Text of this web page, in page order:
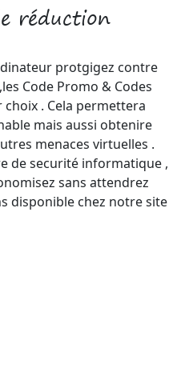
réduction
protgigez contre
Code Promo & Codes
. Cela permettera
mais aussi obtenire
menaces virtuelles .
de securité informatique ,
sans attendrez
disponible chez notre site